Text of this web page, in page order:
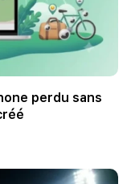
perdu sans